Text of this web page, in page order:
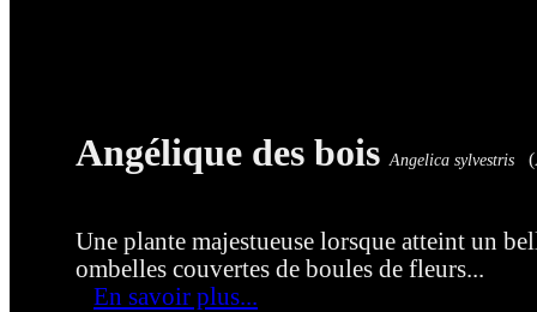
Angélique des bois Angelica sylvestris
Une plante majestueuse lorsque atteint un
ombelles couvertes de boules de fleurs...
En savoir plus...